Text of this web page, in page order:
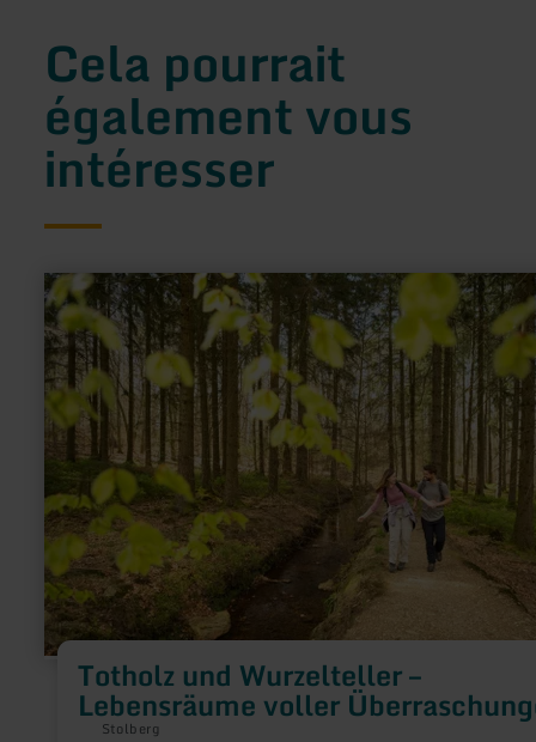
Cela pourrait
également vous
intéresser
Totholz und Wurzelteller –
Lebensräume voller
Stolberg
en
savoir
plus
sur
Totholz
und
Wurzelteller
Lebensräume
Überraschungen